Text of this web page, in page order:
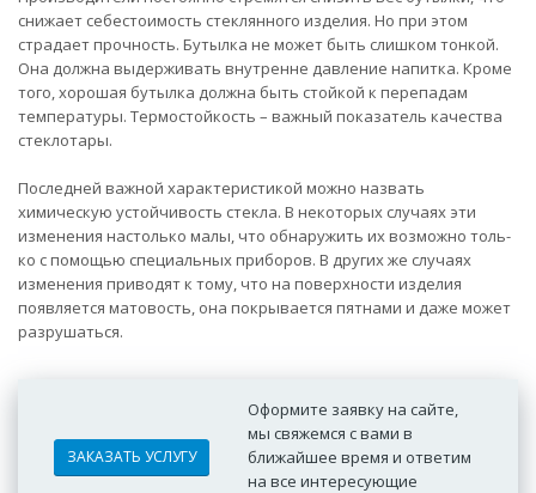
снижает себестоимость стеклянного изделия. Но при этом
страдает прочность. Бутылка не может быть слишком тонкой.
Она должна выдерживать внутренне давление напитка. Кроме
того, хорошая бутылка должна быть стойкой к перепадам
температуры. Термостойкость – важный показатель качества
стеклотары.
Последней важной характеристикой можно назвать
химическую устойчивость стекла. В некоторых случаях эти
изменения настолько ма­лы, что обнаружить их возможно толь­
ко с помощью специальных приборов. В других же случаях
изменения приво­дят к тому, что на поверхности изде­лия
появляется матовость, она покрыва­ется пятнами и даже может
разру­шаться.
ЗАКАЗАТЬ УСЛУГУ
Оформите заявку на сайте,
мы свяжемся с вами в
ближайшее время и ответим
на все интересующие